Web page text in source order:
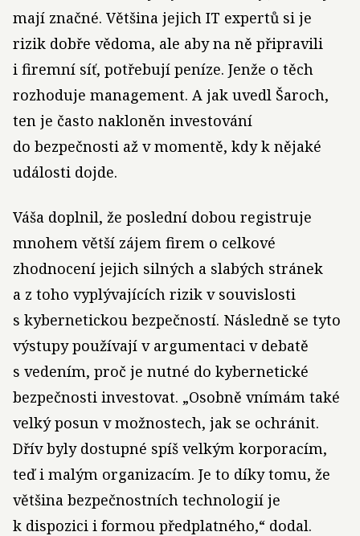
mají značné. Většina jejich IT expertů si je
rizik dobře vědoma, ale aby na ně připravili
i firemní síť, potřebují peníze. Jenže o těch
rozhoduje management. A jak uvedl Šaroch,
ten je často nakloněn investování
do bezpečnosti až v momentě, kdy k nějaké
události dojde.
Váša doplnil, že poslední dobou registruje
mnohem větší zájem firem o celkové
zhodnocení jejich silných a slabých stránek
a z toho vyplývajících rizik v souvislosti
s kybernetickou bezpečností. Následně se tyto
výstupy používají v argumentaci v debatě
s vedením, proč je nutné do kybernetické
bezpečnosti investovat. „Osobně vnímám také
velký posun v možnostech, jak se ochránit.
Dřív byly dostupné spíš velkým korporacím,
teď i malým organizacím. Je to díky tomu, že
většina bezpečnostních technologií je
k dispozici i formou předplatného,“ dodal.